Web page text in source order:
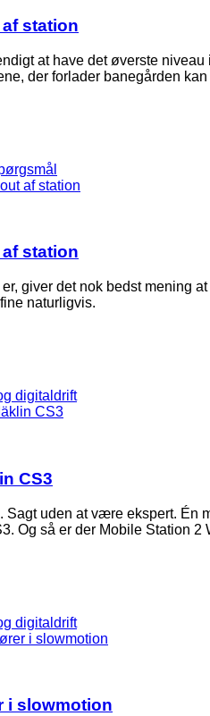
station
at have det øverste
der forlader banegården
af station
station
giver det nok bedst mening
naturligvis.
digitaldrift
CS3
CS3
Sagt uden at være ekspert. Én
Og så er der Mobile Station 2
digitaldrift
i slowmotion
i slowmotion